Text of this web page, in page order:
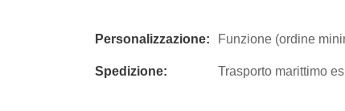
Personalizzazione: Funzione (ordine
Spedizione: Trasporto marittimo